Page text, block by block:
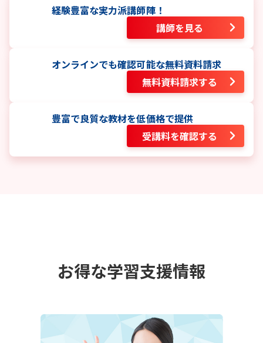
経験豊富な実力派講師陣！
講師を見る
オンラインでも確認可能な無料資料請求
無料資料請求する
豊富で良質な教材を低価格で提供
受講料を確認する
お得な学習支援情報